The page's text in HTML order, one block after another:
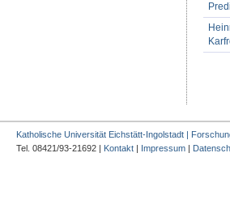
Katholische Universität Eichstätt-Ingolstadt |
Tel. 08421/93-21692 | Kontakt | Impressum |